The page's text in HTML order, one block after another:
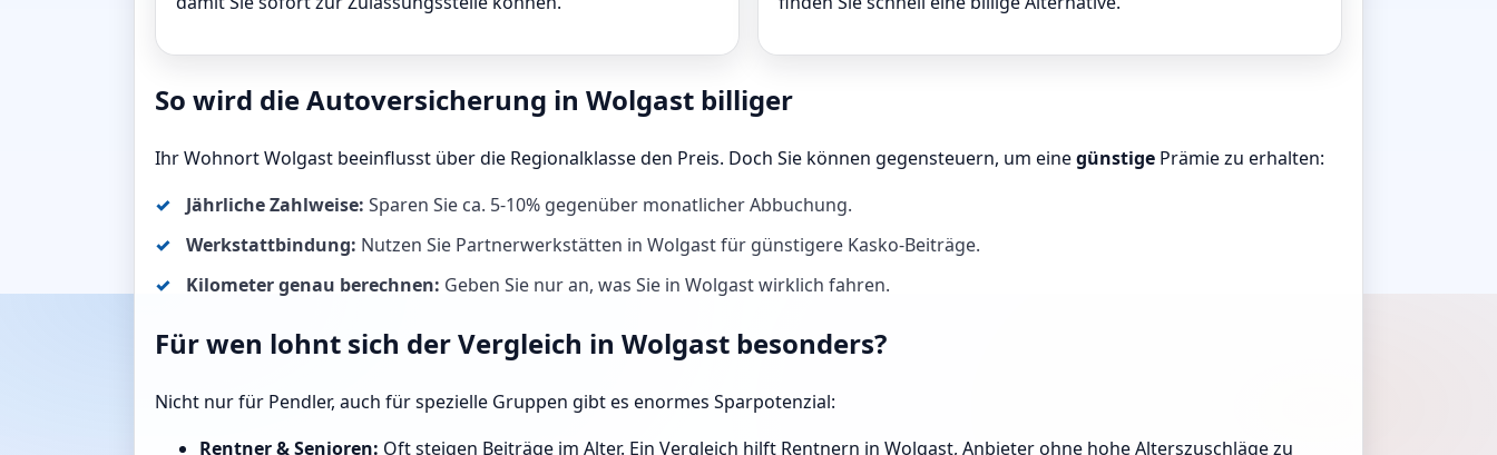
So wird die Autoversicherung in Wolgast billiger
Ihr Wohnort Wolgast beeinflusst über die Regionalklasse den Preis. Doch Sie können gegensteuern, um einegünstige Prämie zu erhalten:
Jährliche Zahlweise: Sparen Sie ca. 5-10% gegenüber monatlicher Abbuchung.
Werkstattbindung: Nutzen Sie Partnerwerkstätten in Wolgast für günstigere Kasko-Beiträge.
Kilometer genau berechnen: Geben Sie nur an, was Sie in Wolgast wirklich fahren.
Für wen lohnt sich der Vergleich in Wolgast besonders?
Nicht nur für Pendler, auch für spezielle Gruppen gibt es enormes Sparpotenzial:
Rentner & Senioren: Oft steigen Beiträge im Alter. Ein Vergleich hilft Rentnern in Wolgast, Anbieter ohne hohe Alterszuschläge zu